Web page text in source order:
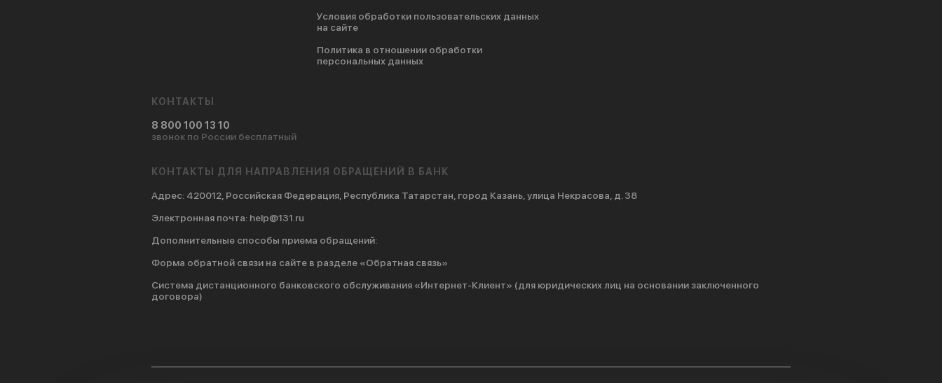
Условия обработки пользовательских данных
на сайте
Политика в отношении обработки
персональных данных
КОНТАКТЫ
8 800 100 13 10
звонок по России бесплатный
КОНТАКТЫ ДЛЯ НАПРАВЛЕНИЯ ОБРАЩЕНИЙ В БАНК
Адрес: 420012, Российская Федерация, Республика Татарстан, город Казань, улица Некрасова, д. 38
Электронная почта: help@131.ru
Дополнительные способы приема обращений:
Форма обратной связи на сайте в разделе «Обратная связь»
Система дистанционного банковского обслуживания «Интернет-Клиент» (для юридических лиц на основании заключенного
договора)